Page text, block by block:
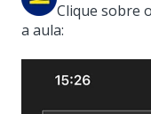
Clique sobre
a aula: